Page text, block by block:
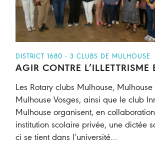
DISTRICT 1680 - 3 CLUBS DE MULHOUSE
AGIR CONTRE L’ILLETTRISME
Les Rotary clubs Mulhouse, Mulhouse
Mulhouse Vosges, ainsi que le club
Mulhouse organisent, en
institution scolaire privée, une dictée
ci se tient dans l’université…